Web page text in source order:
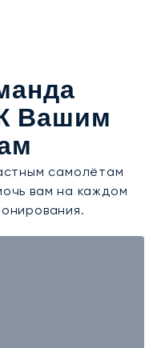
Вашим
самолётам
вам на каждом